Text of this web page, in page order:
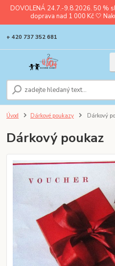
DOVOLENÁ 24.7.-9.8.2026. 50 %
doprava nad 1 000 Kč 🤍
+ 420 737 352 681
Úvod Dárkové poukazy Dárkový
Dárkový poukaz